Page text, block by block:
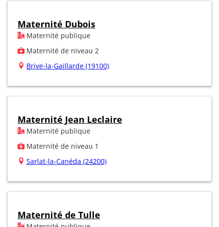
Maternité Dubois
Maternité publique
Maternité de niveau 2
Brive-la-Gaillarde (19100)
Maternité Jean Leclaire
Maternité publique
Maternité de niveau 1
Sarlat-la-Canéda (24200)
Maternité de Tulle